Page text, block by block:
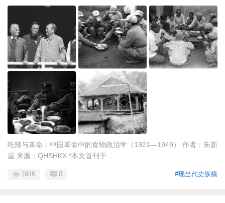
吃辣与革命：中国革命中的食物政治学（1921—1949） 作者：朱新
屋 来源：QHSHKX *本文首刊于 ...
#现当代史纵横
1946 0